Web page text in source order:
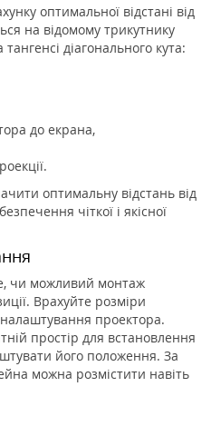
оптимальної відстані від
на відомому трикутнику
діагонального кута:
до екрана,
оптимальну відстань від
чіткої і якісної
чи можливий монтаж
Врахуйте розміри
проектора.
простір для встановлення
його положення. За
можна розмістити навіть